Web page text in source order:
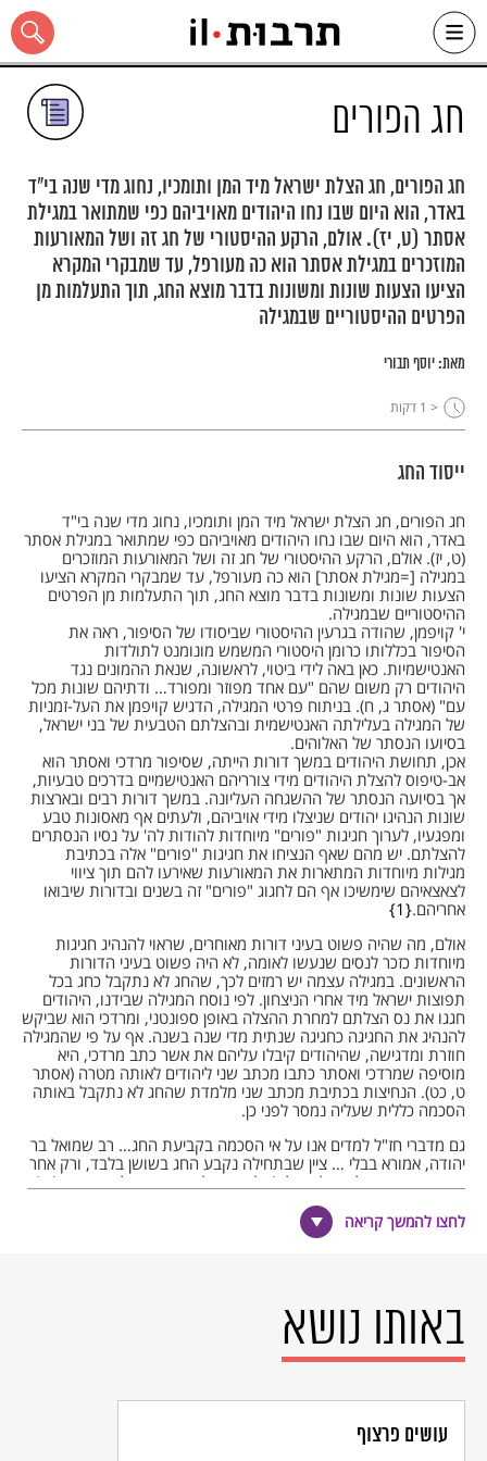
Skip
content
כל האתר
חג הפורים
חג הפורים, חג הצלת ישראל מיד המן ותומכיו, נחוג מדי שנה בי"ד
באדר, הוא היום שבו נחו היהודים מאויביהם כפי שמתואר במגילת
אסתר (ט, יז). אולם, הרקע ההיסטורי של חג זה ושל המאורעות
המוזכרים במגילת אסתר הוא כה מעורפל, עד שמבקרי המקרא
הציעו הצעות שונות ומשונות בדבר מוצא החג, תוך התעלמות מן
הפרטים ההיסטוריים שבמגילה
מאת:יוסף תבורי
< 1 דקות
ייסוד החג
חג הפורים, חג הצלת ישראל מיד המן ותומכיו, נחוג מדי שנה בי"ד
באדר, הוא היום שבו נחו היהודים מאויביהם כפי שמתואר במגילת אסתר
(ט, יז). אולם, הרקע ההיסטורי של חג זה ושל המאורעות המוזכרים
במגילה [=מגילת אסתר] הוא כה מעורפל, עד שמבקרי המקרא הציעו
הצעות שונות ומשונות בדבר מוצא החג, תוך התעלמות מן הפרטים
ההיסטוריים שבמגילה.
י' קויפמן, שהודה בגרעין ההיסטורי שביסודו של הסיפור, ראה את
הסיפור בכללותו כרומן היסטורי המשמש מונומנט לתולדות
האנטישמיות. כאן באה לידי ביטוי, לראשונה, שנאת ההמונים נגד
היהודים רק משום שהם "עם אחד מפוזר ומפורד… ודתיהם שונות מכל
עם" (אסתר ג, ח). בניתוח פרטי המגילה, הדגיש קויפמן את העל-זמניות
של המגילה בעלילתה האנטישמית ובהצלתם הטבעית של בני ישראל,
בסיועו הנסתר של האלוהים.
אכן, תחושת היהודים במשך דורות הייתה, שסיפור מרדכי ואסתר הוא
אב-טיפוס להצלת היהודים מידי צורריהם האנטישמיים בדרכים טבעיות,
אך בסיועה הנסתר של ההשגחה העליונה. במשך דורות רבים ובארצות
שונות הנהיגו יהודים שניצלו מידי אויביהם, ולעתים אף מאסונות טבע
ומפגעיו, לערוך חגיגות "פורים" מיוחדות להודות לה' על נסיו הנסתרים
להצלתם. יש מהם שאף הנציחו את חגיגות "פורים" אלה בכתיבת
מגילות מיוחדות המתארות את המאורעות שאירעו להם תוך ציווי
לצאצאיהם שימשיכו אף הם לחגוג "פורים" זה בשנים ובדורות שיבואו
אחריהם. 1
אולם, מה שהיה פשוט בעיני דורות מאוחרים, שראוי להנהיג חגיגות
מיוחדות כזכר לנסים שנעשו לאומה, לא היה פשוט בעיני הדורות
הראשונים. במגילה עצמה יש רמזים לכך, שהחג לא נתקבל כחג בכל
תפוצות ישראל מיד אחרי הניצחון. לפי נוסח המגילה שבידנו, היהודים
חגגו את נס הצלתם למחרת ההצלה באופן ספונטני, ומרדכי הוא שביקש
להנהיג את החגיגה כחגיגה שנתית מדי שנה בשנה. אף על פי שהמגילה
חוזרת ומדגישה, שהיהודים קיבלו עליהם את אשר כתב מרדכי, היא
מוסיפה שמרדכי ואסתר כתבו מכתב שני ליהודים לאותה מטרה (אסתר
ט, כט). הנחיצות בכתיבת מכתב שני מלמדת שהחג לא נתקבל באותה
הסכמה כללית שעליה נמסר לפני כן.
גם מדברי חז"ל למדים אנו על אי הסכמה בקביעת החג… רב שמואל בר
יהודה, אמורא בבלי … ציין שבתחילה נקבע החג בשושן בלבד, ורק אחר
כך הוא נקבע בכל העולם כולו (תלמוד בבלי, מסכת מגילה דף ז עמ' א).
… לעומת זאת, התלמוד מציין שממשמעות דברי המגילה אפשר ללמוד
שבתחילה היה החג נחוג רק בערי פרזות, ואילו המוקפות [=הערים
המוקפות חומה] לא נהגו בו כלל (שם דף ב עמ' ב). בן דורו
שחששו שמא קביעה זו תעורר את קנאת אומות העולם נגד ישראל (שם
דף ז עמ' א)…
דברי שני האמוראים משתלבים בתיאור של חג שעבר תהליך של מיסוד,
חרף התנגדות של חלק ממנהיגי היהדות.
ברבות הימים הפך חג פורים לאחד החגים החשובים בלוח השנה
היהודי… 2
לחצו להמשך קריאה
באותו נושא
עושים פרצוף